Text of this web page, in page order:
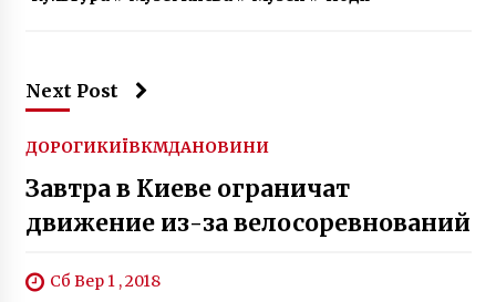
Next Post
ДОРОГИКИЇВКМДАНОВИНИ
Завтра в Киеве ограничат
движение из-за велосоревнований
Сб Вер 1 , 2018